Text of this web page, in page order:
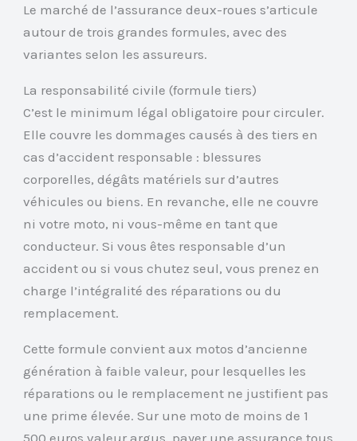
Le marché de l’assurance deux-roues s’articule
autour de trois grandes formules, avec des
variantes selon les assureurs.
La responsabilité civile (formule tiers)
C’est le minimum légal obligatoire pour circuler.
Elle couvre les dommages causés à des tiers en
cas d’accident responsable : blessures
corporelles, dégâts matériels sur d’autres
véhicules ou biens. En revanche, elle ne couvre
ni votre moto, ni vous-même en tant que
conducteur. Si vous êtes responsable d’un
accident ou si vous chutez seul, vous prenez en
charge l’intégralité des réparations ou du
remplacement.
Cette formule convient aux motos d’ancienne
génération à faible valeur, pour lesquelles les
réparations ou le remplacement ne justifient pas
une prime élevée. Sur une moto de moins de 1